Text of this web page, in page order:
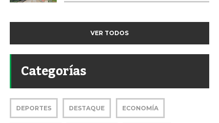
VER TODOS
Categorías
DEPORTES DESTAQUE ECONOMÍA